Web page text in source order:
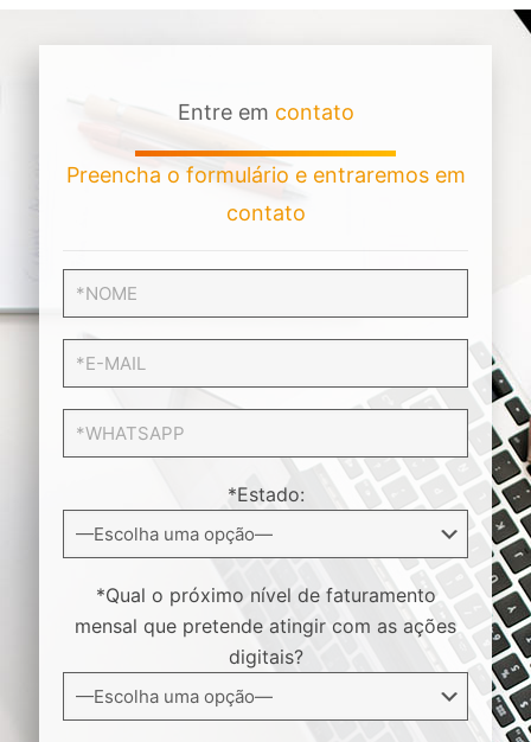
Entre em contato
Preencha o formulário e entraremos em
contato
*Estado:
*Qual o próximo nível de faturamento
mensal que pretende atingir com as ações
digitais?